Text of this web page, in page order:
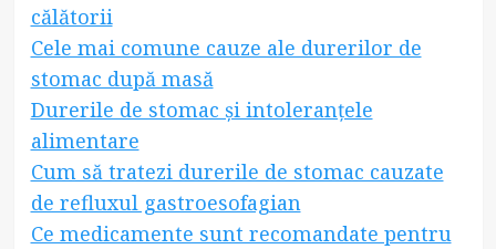
călătorii
Cele mai comune cauze ale durerilor de
stomac după masă
Durerile de stomac și intoleranțele
alimentare
Cum să tratezi durerile de stomac cauzate
de refluxul gastroesofagian
Ce medicamente sunt recomandate pentru